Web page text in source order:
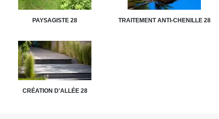
PAYSAGISTE 28 TRAITEMENT ANTI-CHENILLE 28
CRÉATION D'ALLÉE 28